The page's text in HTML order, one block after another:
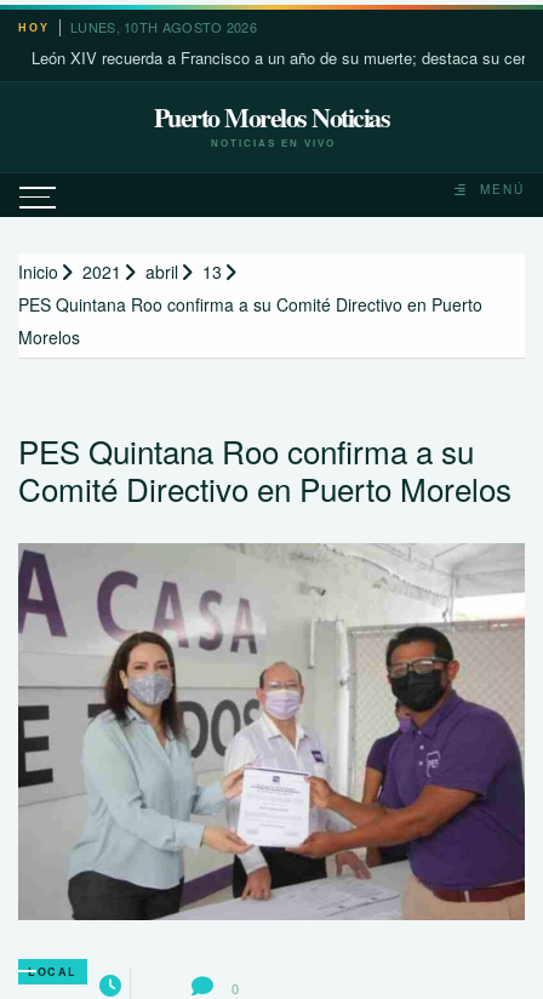
Saltar
contenido
HOY LUNES, 10TH AGOSTO 2026
XIV recuerda a Francisco a un año de su muerte; destaca su cercanía
Puerto Morelos Noticias
NOTICIAS EN VIVO
MENÚ
Inicio 2021 abril
13
PES Quintana Roo confirma a su Comité Directivo en Puerto
Morelos
PES Quintana Roo confirma a su
Comité Directivo en Puerto Morelos
LOCAL
0